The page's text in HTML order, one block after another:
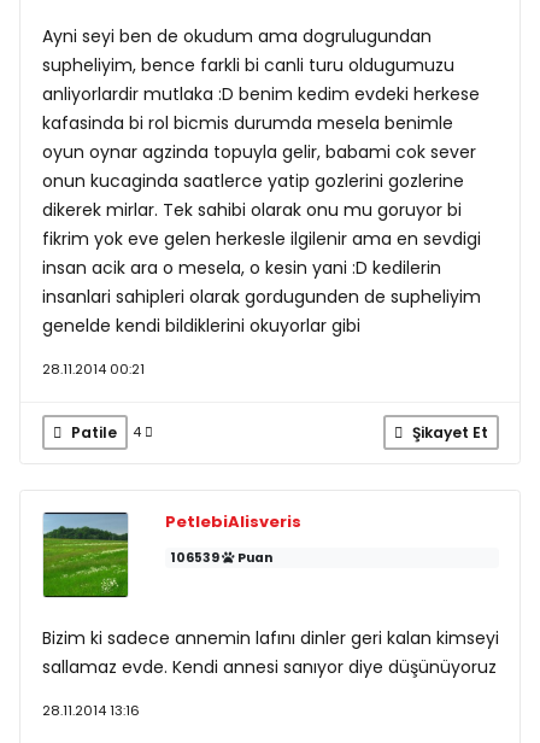
Ayni seyi ben de okudum ama dogrulugundan
supheliyim, bence farkli bi canli turu oldugumuzu
anliyorlardir mutlaka :D benim kedim evdeki herkese
kafasinda bi rol bicmis durumda mesela benimle
oyun oynar agzinda topuyla gelir, babami cok sever
onun kucaginda saatlerce yatip gozlerini gozlerine
dikerek mirlar. Tek sahibi olarak onu mu goruyor bi
fikrim yok eve gelen herkesle ilgilenir ama en sevdigi
insan acik ara o mesela, o kesin yani :D kedilerin
insanlari sahipleri olarak gordugunden de supheliyim
genelde kendi bildiklerini okuyorlar gibi
28.11.2014 00:21
Patile 4 Şikayet Et
PetlebiAlisveris
106539 Puan
Bizim ki sadece annemin lafını dinler geri kalan kimseyi
sallamaz evde. Kendi annesi sanıyor diye düşünüyoruz
28.11.2014 13:16